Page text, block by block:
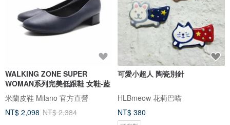
WALKING ZONE SUPER
WOMAN系列完美低跟鞋 女鞋-藍
米蘭皮鞋 Milano 官方直營
NT$ 2,098 NT$ 2,384
可愛小超人 陶瓷別針
HLBmeow 花莉巴喵
NT$ 380